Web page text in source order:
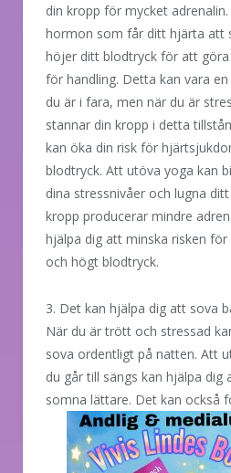
din kropp för mycket
hormon som får ditt hjärta att
höjer ditt blodtryck för att
för handling. Detta kan vara
du är i fara, men när du är
stannar din kropp i detta
kan öka din risk för
blodtryck. Att utöva yoga kan
dina stressnivåer och lugna
kropp producerar mindre
hjälpa dig att minska risken
och högt blodtryck.
3. Det kan hjälpa dig att sova
När du är trött och stressad
sova ordentligt på natten. Att
du går till sängs kan hjälpa dig
somna lättare. Det kan också